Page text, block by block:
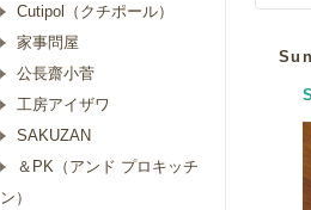
Cutipol（クチポール）
家事問屋
公長齋小菅
工房アイザワ
SAKUZAN
＆PK（アンド プロキッチ
ン）